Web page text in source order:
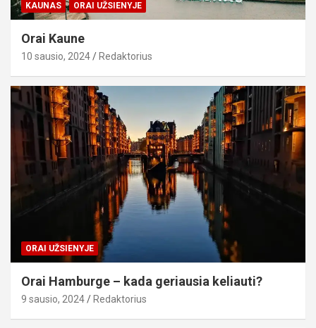
KAUNAS ORAI UŽSIENYJE
Orai Kaune
10 sausio, 2024 Redaktorius
ORAI UŽSIENYJE
Orai Hamburge – kada geriausia keliauti?
9 sausio, 2024 Redaktorius